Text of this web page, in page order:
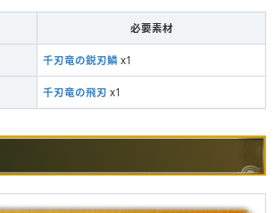
必要素材
千刃竜の鋭刃鱗 x1
千刃竜の飛刃 x1